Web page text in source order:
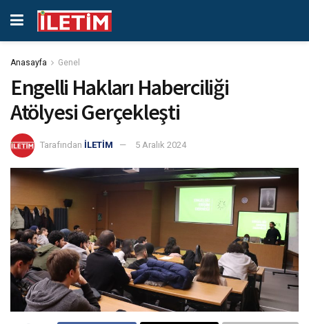
Anasayfa Genel
Engelli Hakları Haberciliği
Atölyesi Gerçekleşti
Tarafından İLETİM 5 Aralık 2024